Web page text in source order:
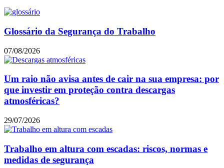
Glossário da Segurança do Trabalho
07/08/2026
Um raio não avisa antes de cair na sua empresa: por
que investir em proteção contra descargas
atmosféricas?
29/07/2026
Trabalho em altura com escadas: riscos, normas e
medidas de segurança